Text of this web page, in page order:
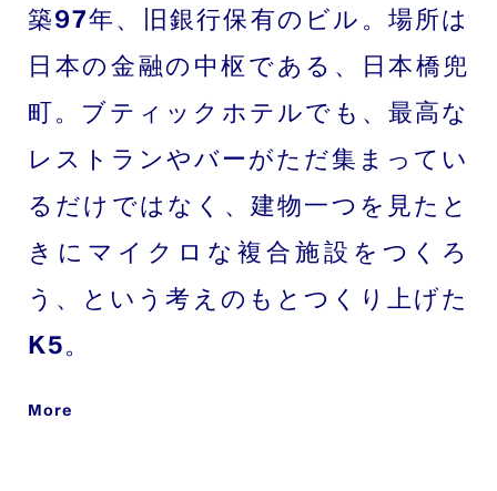
築97年、旧銀行保有のビル。場所は
日本の金融の中枢である、日本橋兜
町。ブティックホテルでも、最高な
レストランやバーがただ集まってい
るだけではなく、建物一つを見たと
きにマイクロな複合施設をつくろ
う、という考えのもとつくり上げた
K5。
More